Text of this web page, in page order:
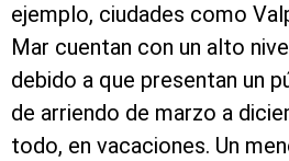
ejemplo, ciudades como
Mar cuentan con un alto
debido a que presentan un
de arriendo de marzo a
todo, en vacaciones. Un